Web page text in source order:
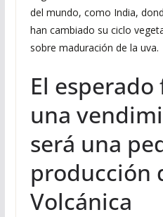
del mundo, como India,
han cambiado su ciclo
sobre maduración de la uva.
El
una
será una
producción
Volcánica